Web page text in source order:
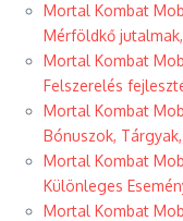
Mortal Kombat
Mérföldkő
Mortal Kombat
Felszerelés
Mortal Kombat
Bónuszok,
Mortal Kombat
Különleges
Mortal Kombat